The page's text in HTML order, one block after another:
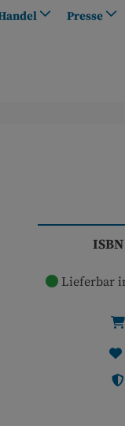
Presse
Lieferbar